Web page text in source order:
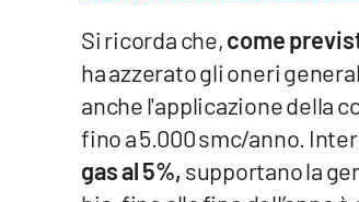
Buona Sanità Calabria
Si ricorda che,come
ha azzerato gli oneri
anche l'applicazione della
fino a 5.000 smc/anno.
gas al 5%,supportano la